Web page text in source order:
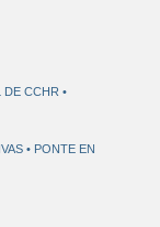
DE CCHR
PONTE EN